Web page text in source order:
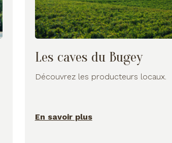
Les caves du Bugey
Découvrez les producteurs locaux.
En savoir plus